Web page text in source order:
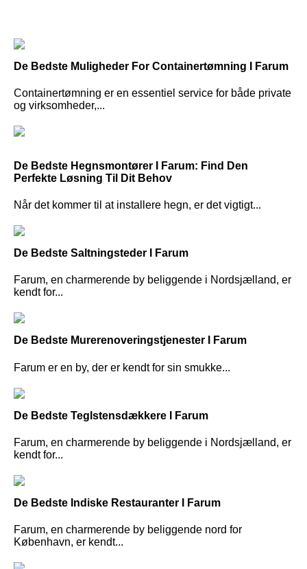
De Bedste Muligheder For Containertømning I Farum
Containertømning er en essentiel service for både private
og virksomheder,...
De Bedste Hegnsmontører I Farum: Find Den
Perfekte Løsning Til Dit Behov
Når det kommer til at installere hegn, er det vigtigt...
De Bedste Saltningsteder I Farum
Farum, en charmerende by beliggende i Nordsjælland, er
kendt for...
De Bedste Murerenoveringstjenester I Farum
Farum er en by, der er kendt for sin smukke...
De Bedste Teglstensdækkere I Farum
Farum, en charmerende by beliggende i Nordsjælland, er
kendt for...
De Bedste Indiske Restauranter I Farum
Farum, en charmerende by beliggende nord for
København, er kendt...